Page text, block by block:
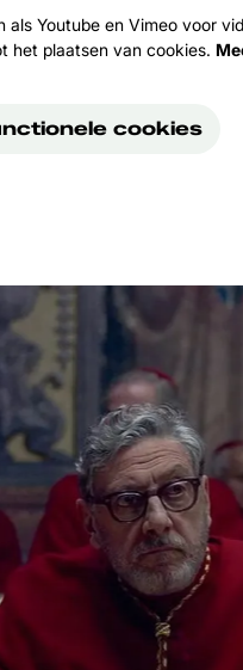
als Youtube en Vimeo voor
het plaatsen van cookies.
cookies